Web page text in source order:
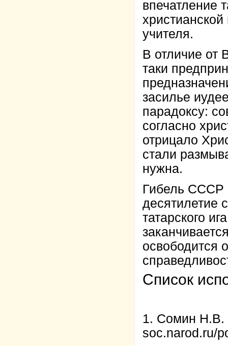
впечатление
учителя.
В отличие от
таки
засилье
парадоксу:
согласно
отрицало
стали
нужна.
Гибель СССР
десятилетие
татарского
освободится
Список
1. Сомин Н.В.
soc.narod.ru/